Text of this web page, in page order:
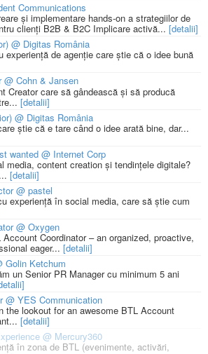
Communications
și implementare hands-on a strategiilor de
clienți B2B & B2C Implicare activă... [detalii]
@ Digitas România
experiență de agenție care știe că o idee bună
@ Cohn & Jansen
Creator care să gândească și să producă
[detalii]
@ Digitas România
știe că e tare când o idee arată bine, dar...
wanted @ Internet Corp
media, content creation și tendințele digitale?
[detalii]
@ pastel
experiență în social media, care să știe cum
@ Oxygen
Account Coordinator – an organized, proactive,
eager... [detalii]
Golin Ketchum
un Senior PR Manager cu minimum 5 ani
@ YES Communication
the lookout for an awesome BTL Account
[detalii]
@ Mercury360
în zona de BTL (evenimente, activări,